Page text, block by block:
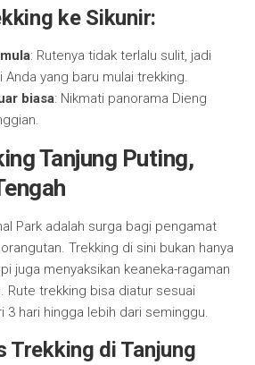
ke Sikunir:
: Rutenya tidak terlalu sulit, jadi
yang baru mulai trekking.
biasa: Nikmati panorama Dieng
Tanjung Puting,
Park adalah surga bagi pengamat
Trekking di sini bukan hanya
juga menyaksikan keaneka-ragaman
Rute trekking bisa diatur sesuai
3 hari hingga lebih dari seminggu.
Trekking di Tanjung